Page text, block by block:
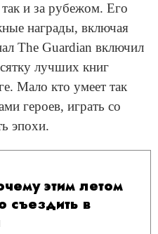
и за рубежом. Его
награды, включая
The Guardian включил
лучших книг
Мало кто умеет так
героев, играть со
эпохи.
этим летом
съездить в